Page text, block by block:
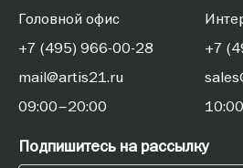
Головной офис
+7 (495) 966-00-28
mail@artis21.ru
09:00–20:00
+7
Подпишитесь на рассылку